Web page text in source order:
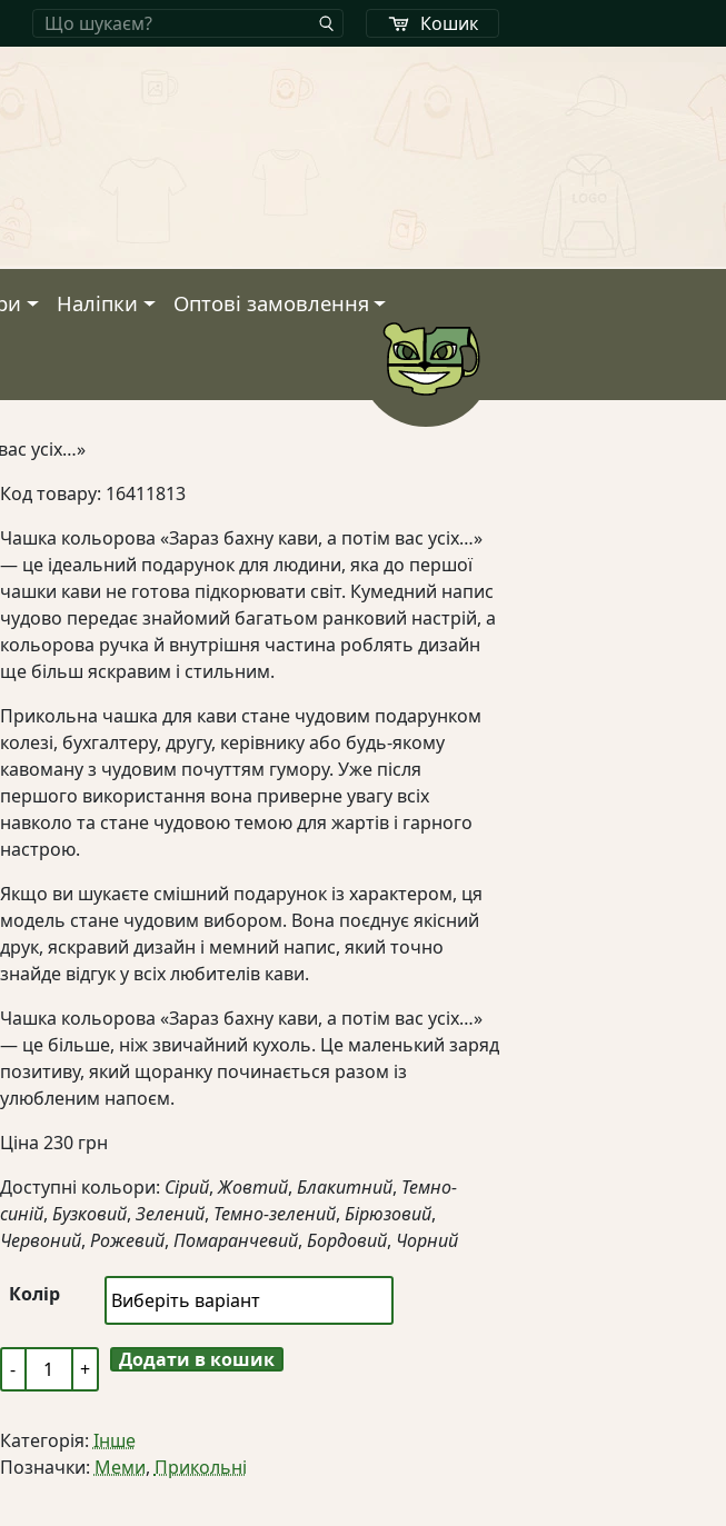
Кошик
Наліпки Оптові замовлення
усіх…»
Код товару: 16411813
Чашка кольорова «Зараз бахну кави, а потім вас усіх…»
— це ідеальний подарунок для людини, яка до першої
чашки кави не готова підкорювати світ. Кумедний напис
чудово передає знайомий багатьом ранковий настрій, а
кольорова ручка й внутрішня частина роблять дизайн
ще більш яскравим і стильним.
Прикольна чашка для кави стане чудовим подарунком
колезі, бухгалтеру, другу, керівнику або будь-якому
кавоману з чудовим почуттям гумору. Уже після
першого використання вона приверне увагу всіх
навколо та стане чудовою темою для жартів і гарного
настрою.
Якщо ви шукаєте смішний подарунок із характером, ця
модель стане чудовим вибором. Вона поєднує якісний
друк, яскравий дизайн і мемний напис, який точно
знайде відгук у всіх любителів кави.
Чашка кольорова «Зараз бахну кави, а потім вас усіх…»
— це більше, ніж звичайний кухоль. Це маленький заряд
позитиву, який щоранку починається разом із
улюбленим напоєм.
Ціна 230 грн
Доступні кольори: Сірий,Жовтий, Блакитний, Темно-
синій, Бузковий, Зелений, Темно-зелений, Бірюзовий,
Червоний, Рожевий, Помаранчевий, Бордовий, Чорний
Колір
Чашка
кольорова
бахну
кави,
Додати в кошик
Категорія: Інше
Позначки: Меми, Прикольні